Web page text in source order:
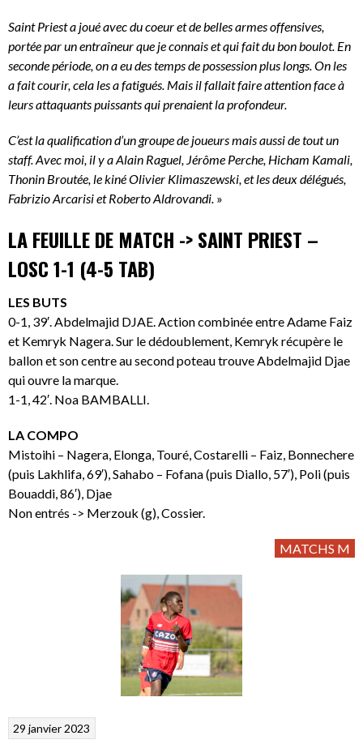
Saint Priest a joué avec du coeur et de belles armes offensives,
portée par un entraîneur que je connais et qui fait du bon boulot. En
seconde période, on a eu des temps de possession plus longs. On les
a fait courir, cela les a fatigués. Mais il fallait faire attention face à
leurs attaquants puissants qui prenaient la profondeur.
C’est la qualification d’un groupe de joueurs mais aussi de tout un
staff. Avec moi, il y a Alain Raguel, Jérôme Perche, Hicham Kamali,
Thonin Broutée, le kiné Olivier Klimaszewski, et les deux délégués,
Fabrizio Arcarisi et Roberto Aldrovandi. »
LA FEUILLE DE MATCH -> SAINT PRIEST –
LOSC 1-1 (4-5 TAB)
LES BUTS
0-1, 39′. Abdelmajid DJAE. Action combinée entre Adame Faiz
et Kemryk Nagera. Sur le dédoublement, Kemryk récupère le
ballon et son centre au second poteau trouve Abdelmajid Djae
qui ouvre la marque.
1-1, 42′. Noa BAMBALLI.
LA COMPO
Mistoihi – Nagera, Elonga, Touré, Costarelli – Faiz, Bonnechere
(puis Lakhlifa, 69′), Sahabo – Fofana (puis Diallo, 57′), Poli (puis
Bouaddi, 86′), Djae
Non entrés -> Merzouk (g), Cossier.
MATCHS M
29 janvier 2023